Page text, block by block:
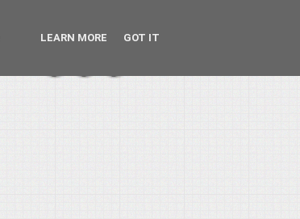
LEARN MORE GOT IT